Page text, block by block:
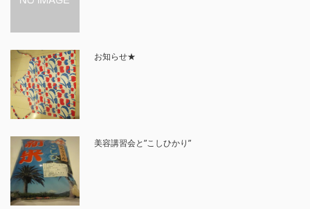
お知らせ★
美容講習会と”こしひかり”